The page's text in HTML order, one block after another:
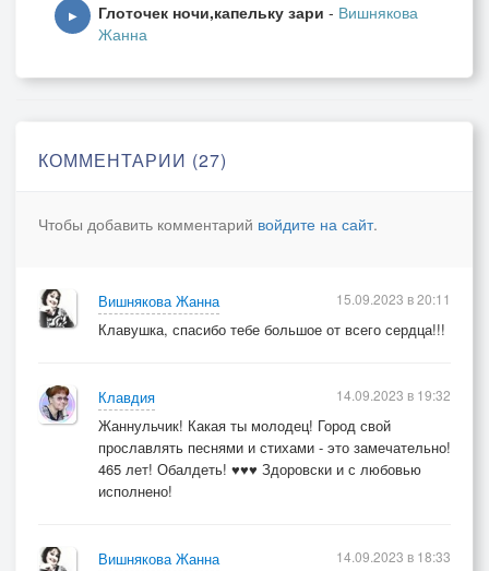
Буду я всегда с тобой!
Я люблю тебя, и связаны
© Copyright: Жанна Вишнякова Арс, 2023
Свидетельство о публикации №123090901542
▶ Глоточек ночи,капельку зари - Вишнякова
Жанна
КОММЕНТАРИИ (27)
Чтобы добавить комментарий войдите на сайт.
Вишнякова Жанна
Клавушка, спасибо тебе большое от всего сердца!!!
15.09.2023 в 20:11
Клавдия
Жаннульчик! Какая ты молодец! Город свой
прославлять песнями и стихами - это замечательно!
465 лет! Обалдеть! ♥♥♥ Здоровски и с любовью
исполнено!
14.09.2023 в 19:32
Вишнякова Жанна
14.09.2023 в 18:33